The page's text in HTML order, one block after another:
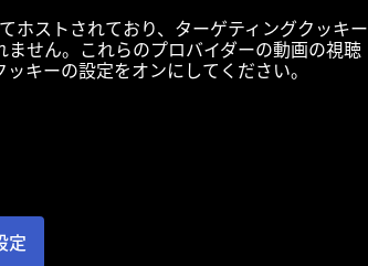
ホストされており、ターゲティングクッキー
せん。これらのプロバイダーの動画の視聴
キーの設定をオンにしてください。
定